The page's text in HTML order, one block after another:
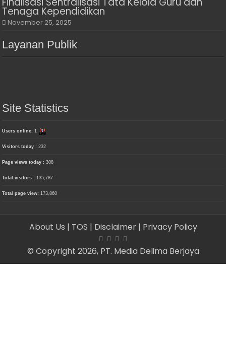
Tenaga Kependidikan
November 25, 2025
Layanan Publik
Site Statistics
Users online:1
Visitors today :232
Page views today :308
Total visitors :135,787
Total page view:173,860
About Us | TOS | Disclaimer | Privacy Policy
© Copyright 2026, PT. Media Delima Berjaya